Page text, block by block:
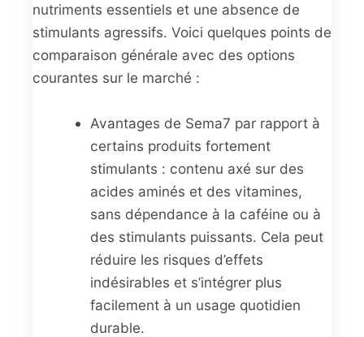
nutriments essentiels et une absence de
stimulants agressifs. Voici quelques points de
comparaison générale avec des options
courantes sur le marché :
Avantages de Sema7 par rapport à
certains produits fortement
stimulants : contenu axé sur des
acides aminés et des vitamines,
sans dépendance à la caféine ou à
des stimulants puissants. Cela peut
réduire les risques d’effets
indésirables et s’intégrer plus
facilement à un usage quotidien
durable.